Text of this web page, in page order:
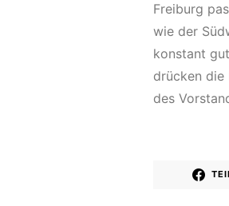
Freiburg
wie der
konstant
drücken die
des